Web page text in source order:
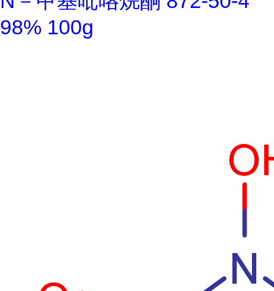
98% 100g